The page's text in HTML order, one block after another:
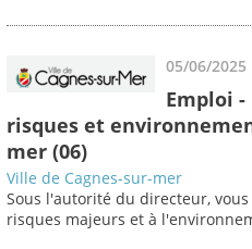
05/06/2025
Emploi -
risques et
mer (06)
Ville de Cagnes-sur-mer
Sous l'autorité du directeur,
risques majeurs et à